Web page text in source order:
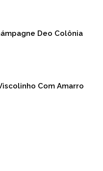
Deo Colônia
Com Amarro